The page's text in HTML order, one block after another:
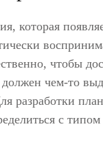
которая
чтобы
чем-то
разработки
с